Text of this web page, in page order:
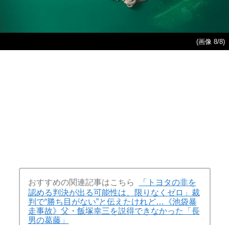
(画像 8/8)
おすすめの関連記事はこちら
「トヨタの非を
認める判決が出る可能性は、限りなくゼロ」裁
判で“勝ち目がない”と伝えたけれど…《池袋暴
走事故》父・飯塚幸三を説得できなかった「長
男の葛藤」